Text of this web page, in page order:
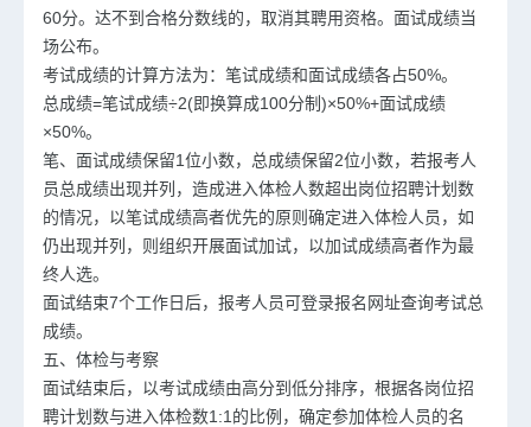
60分。达不到合格分数线的，取消其聘用资格。面试成绩当
场公布。
考试成绩的计算方法为：笔试成绩和面试成绩各占50%。
总成绩=笔试成绩÷2(即换算成100分制)×50%+面试成绩
×50%。
笔、面试成绩保留1位小数，总成绩保留2位小数，若报考人
员总成绩出现并列，造成进入体检人数超出岗位招聘计划数
的情况，以笔试成绩高者优先的原则确定进入体检人员，如
仍出现并列，则组织开展面试加试，以加试成绩高者作为最
终人选。
面试结束7个工作日后，报考人员可登录报名网址查询考试总
成绩。
五、体检与考察
面试结束后，以考试成绩由高分到低分排序，根据各岗位招
聘计划数与进入体检数1:1的比例，确定参加体检人员的名